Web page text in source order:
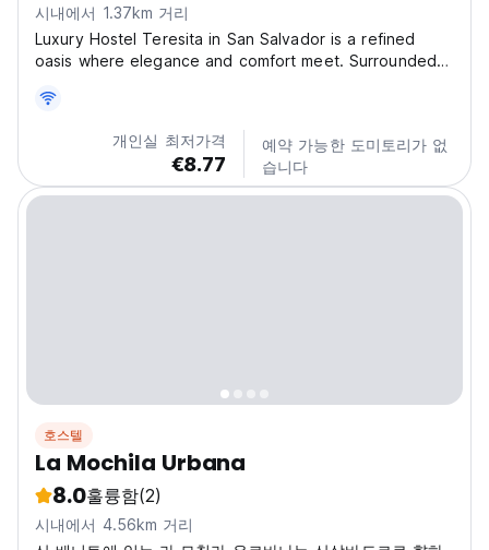
시내에서 1.37km 거리
Luxury Hostel Teresita in San Salvador is a refined
oasis where elegance and comfort meet. Surrounded
this upscale guest house invites guests to unwind while
enjoying peaceful views from private balconies...
개인실 최저가격
€8.77
예약 가능한 도미토리가 없
습니다
호스텔
La Mochila Urbana
8.0훌륭함(2)
시내에서 4.56km 거리